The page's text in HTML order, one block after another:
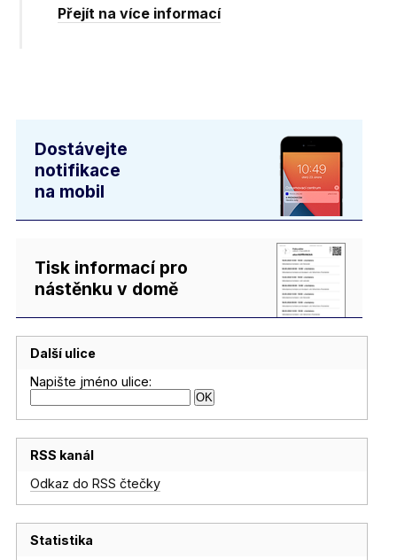
Přejít na více informací
Dostávejte
notifikace
na mobil
Tisk informací pro
nástěnku v domě
Další ulice
Napište jméno ulice:
RSS kanál
Odkaz do RSS čtečky
Statistika